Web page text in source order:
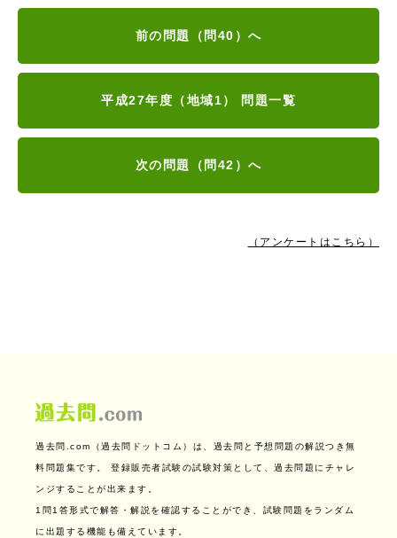
前の問題（問40）へ
平成27年度（地域1） 問題一覧
次の問題（問42）へ
（アンケートはこちら）
過去問.com（過去問ドットコム）は、過去問と予想問題の解説つき無
料問題集です。 登録販売者試験の試験対策として、過去問題にチャレ
ンジすることが出来ます。
1問1答形式で解答・解説を確認することができ、試験問題をランダム
に出題する機能も備えています。